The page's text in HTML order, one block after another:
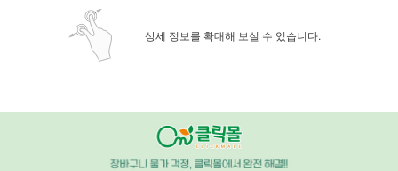
상세 정보를 확대해 보실 수 있습니다.